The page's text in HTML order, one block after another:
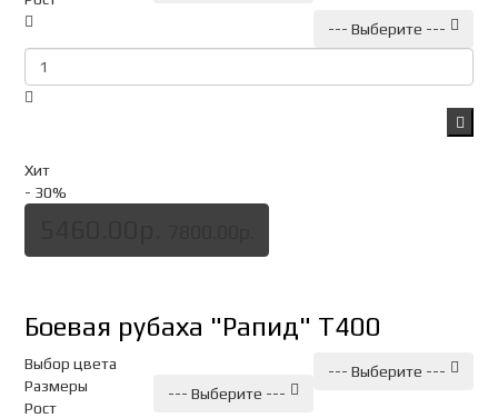
--- Выберите ---
Хит
- 30%
Боевая рубаха "Рапид" Т400
Выбор цвета
--- Выберите ---
Размеры
--- Выберите ---
Рост